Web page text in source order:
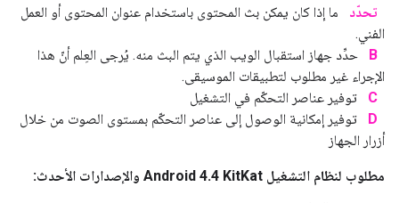
تحدّد
ما إذا كان يمكن بث المحتوى باستخدام عنوان المحتوى أو العمل
الفني.
حدِّد جهاز استقبال الويب الذي يتم البث منه. يُرجى العِلم أنّ هذا
الإجراء غير مطلوب لتطبيقات الموسيقى.
توفير عناصر التحكّم في التشغيل
توفير إمكانية الوصول إلى عناصر التحكّم بمستوى الصوت من خلال
أزرار الجهاز
مطلوب لنظام التشغيل Android 4.4 KitKat والإصدارات الأحدث: